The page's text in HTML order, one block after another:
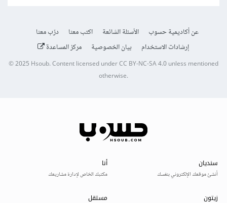
عن أكاديمية حسوب الأسئلة الشائعة اكتب معنا
درّب معنا
إرشادات الاستخدام
بيان الخصوصية مركز المساعدة
© 2025Hsoub.Content licensed underCC BY-NC-SA 4.0unless mentioned
otherwise.